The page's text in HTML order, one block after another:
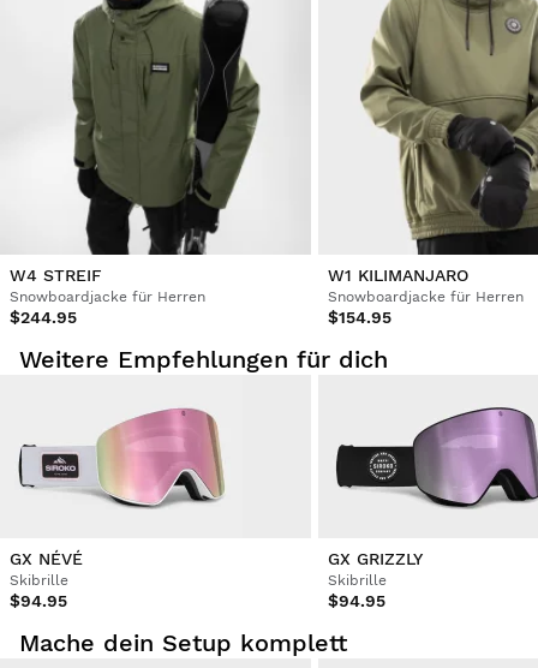
Über dein Benutzerkonto kannst du bestellte Produkte
schnell und einfach zurückgeben.
Erstattung auf das ursprüngliche Zahlungsmittel Ab$9.95
W4 STREIF
Snowboardjacke für Herren
$244.95
W1 KILIMANJARO
Snowboardjacke für Herren
$154.95
Weitere Empfehlungen für dich
GX NÉVÉ
Skibrille
$94.95
GX GRIZZLY
Skibrille
$94.95
Mache dein Setup komplett